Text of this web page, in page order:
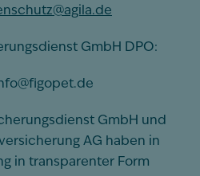
GmbH DPO:
GmbH und
AG haben in
in transparenter Form